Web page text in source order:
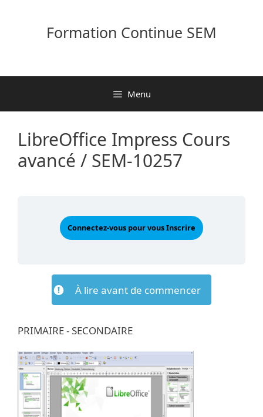
Formation Continue SEM
Menu
LibreOffice Impress Cours
avancé / SEM-10257
Connectez-vous pour vous Inscrire
À lire avant de commencer
PRIMAIRE - SECONDAIRE